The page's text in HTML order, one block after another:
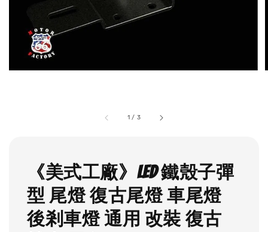
1 / 3
《美式工廠》LED 鐵殼子彈
型 尾燈 復古尾燈 車尾燈
後剎車燈 通用 改裝 復古